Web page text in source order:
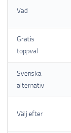
Vad
Gratis
toppval
Svenska
alternativ
Välj efter